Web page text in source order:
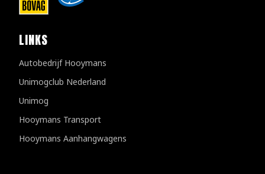
LINKS
Autobedrijf Hooymans
Unimogclub Nederland
Unimog
Hooymans Transport
Hooymans Aanhangwagens